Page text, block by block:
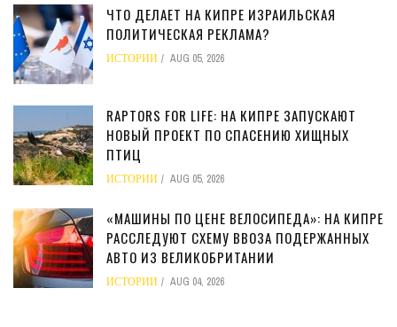
ЧТО ДЕЛАЕТ НА КИПРЕ ИЗРАИЛЬСКАЯ
ПОЛИТИЧЕСКАЯ РЕКЛАМА?
ИСТОРИИ AUG 05, 2026
RAPTORS FOR LIFE: НА КИПРЕ ЗАПУСКАЮТ
НОВЫЙ ПРОЕКТ ПО СПАСЕНИЮ ХИЩНЫХ
ПТИЦ
ИСТОРИИ AUG 05, 2026
«МАШИНЫ ПО ЦЕНЕ ВЕЛОСИПЕДА»: НА КИПРЕ
РАССЛЕДУЮТ СХЕМУ ВВОЗА ПОДЕРЖАННЫХ
АВТО ИЗ ВЕЛИКОБРИТАНИИ
ИСТОРИИ AUG 04, 2026